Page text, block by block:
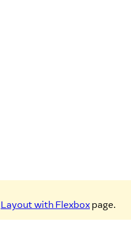
Layout with Flexbox page.